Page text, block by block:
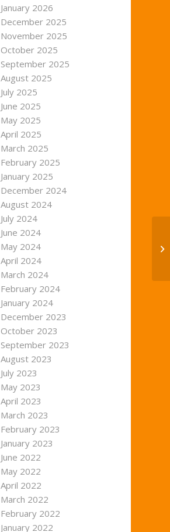
January 2026
December 2025
November 2025
October 2025
September 2025
August 2025
July 2025
June 2025
May 2025
April 2025
March 2025
February 2025
January 2025
December 2024
August 2024
July 2024
June 2024
May 2024
April 2024
March 2024
February 2024
January 2024
December 2023
October 2023
September 2023
August 2023
July 2023
May 2023
April 2023
March 2023
February 2023
January 2023
June 2022
May 2022
April 2022
March 2022
February 2022
January 2022